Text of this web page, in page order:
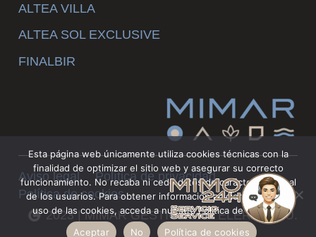
ALTEA VILLA
ALTEA SOL EXCLUSIVE
FINALBIR
Aviso legal
Política de privacidad
Política de cookies
2023 | MIMAR GESTION HOTELERA S.L.U.
Esta página web únicamente utiliza cookies técnicas con la
finalidad de optimizar el sitio web y asegurar su correcto
funcionamiento. No recaba ni cede datos de carácter personal
de los usuarios. Para obtener información adicional sobre el
uso de las cookies, acceda a nuestra Política de Cookies.
Aceptar
No Política de cookies